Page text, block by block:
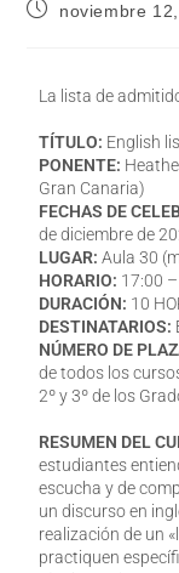
noviembre
La lista de
TÍTULO: English
PONENTE:
Gran Canaria)
FECHAS DE
de diciembre de
LUGAR: Aula 30
HORARIO: 17:00
DURACIÓN: 10
DESTINATARIOS:
NÚMERO DE
de todos los
2º y 3º de los
RESUMEN DEL
estudiantes
escucha y de
un discurso en
realización de un
practiquen